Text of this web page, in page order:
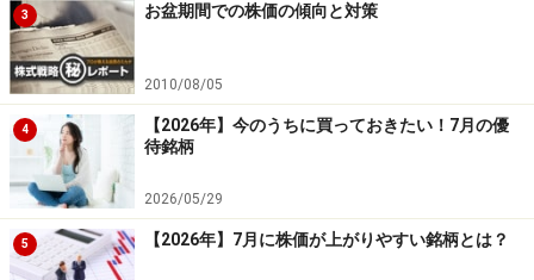
3 お盆期間での株価の傾向と対策
2010/08/05
4
【2026年】今のうちに買っておきたい！7月の優
待銘柄
2026/05/29
5 【2026年】7月に株価が上がりやすい銘柄とは？